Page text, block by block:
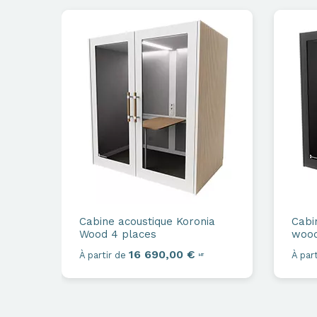
Cabine acoustique Koronia
Wood 4 places
À partir de 16 690,00 € HT À